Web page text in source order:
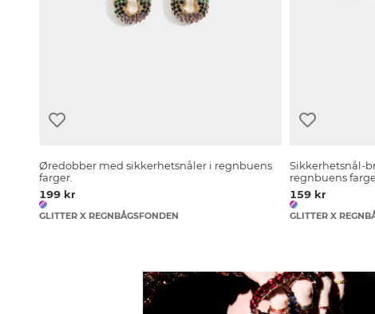
Øredobber med sikkerhetsnåler i regnbuens
farger.
199 kr
GLITTER X REGNBÅGSFONDEN
Sikkerhetsnål-
regnbuens
159 kr
GLITTER X